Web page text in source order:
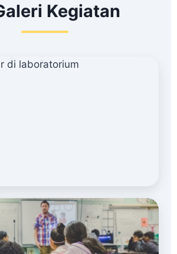
Kegiatan